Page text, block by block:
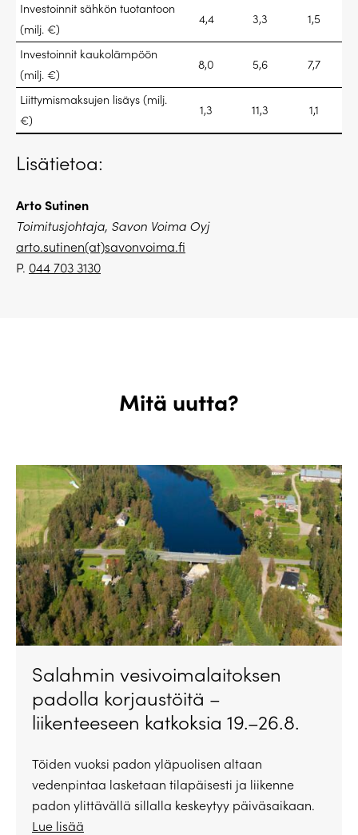
Investoinnit sähkön tuotantoon
(milj. €)
4,4 3,3 1,5
Investoinnit kaukolämpöön
(milj. €)
8,0 5,6 7,7
Liittymismaksujen lisäys (milj.
€)
1,3 11,3 1,1
Lisätietoa:
Arto Sutinen
Toimitusjohtaja, Savon Voima Oyj
arto.sutinen(at)savonvoima.fi
P. 044 703 3130
Mitä uutta?
Salahmin vesivoimalaitoksen
padolla korjaustöitä –
liikenteeseen katkoksia 19.–26.8.
Töiden vuoksi padon yläpuolisen altaan
vedenpintaa lasketaan tilapäisesti ja liikenne
padon ylittävällä sillalla keskeytyy päiväsaikaan.
Lue lisää